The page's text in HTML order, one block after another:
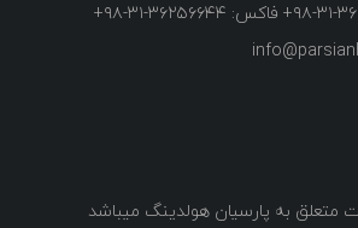
متعلق به پارسیان هولدینگ میباشد